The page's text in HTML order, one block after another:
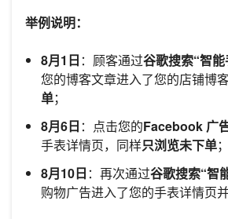
举例说明：
8月1日 ：顾客通过谷歌搜索“智
您的博客文章进入了您的店铺博
单；
8月6日 ：点击您的Facebook 广
手表详情页，同样只浏览未下单；
8月10日 ：再次通过谷歌搜索“智
购物广告进入了您的手表详情页